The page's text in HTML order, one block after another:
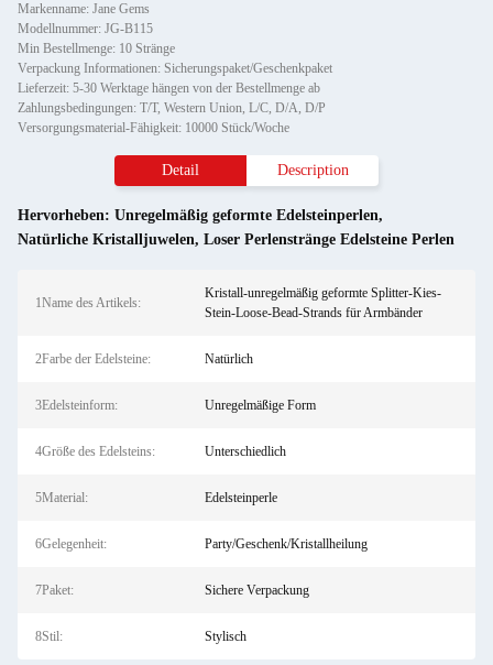
Markenname: Jane Gems
Modellnummer: JG-B115
Min Bestellmenge: 10 Stränge
Verpackung Informationen: Sicherungspaket/Geschenkpaket
Lieferzeit: 5-30 Werktage hängen von der Bestellmenge ab
Zahlungsbedingungen: T/T, Western Union, L/C, D/A, D/P
Versorgungsmaterial-Fähigkeit: 10000 Stück/Woche
Detail Description
Hervorheben: Unregelmäßig geformte Edelsteinperlen,
Natürliche Kristalljuwelen, Loser Perlenstränge Edelsteine Perlen
1Name des Artikels:
Kristall-unregelmäßig geformte Splitter-Kies-
Stein-Loose-Bead-Strands für Armbänder
2Farbe der Edelsteine: Natürlich
3Edelsteinform: Unregelmäßige Form
4Größe des Edelsteins: Unterschiedlich
5Material: Edelsteinperle
6Gelegenheit: Party/Geschenk/Kristallheilung
7Paket: Sichere Verpackung
8Stil: Stylisch